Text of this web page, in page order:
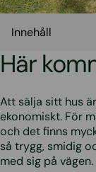
Innehåll
Här
Att sälja sitt hus
ekonomiskt. För
och det finns
så trygg, smidig
med sig på vägen.